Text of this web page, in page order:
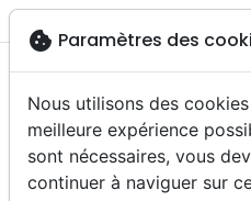
menu
cookie Paramètres des
Nous utilisons des
meilleure expérience
sont nécessaires, vous
continuer à naviguer sur